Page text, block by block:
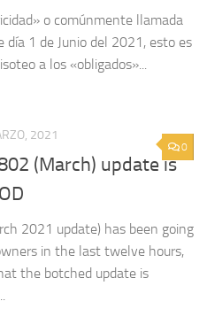
o comúnmente llamada
día 1 de Junio del 2021, esto es
a los «obligados»...
0
2021
(March) update is
2021 update) has been going
in the last twelve hours,
the botched update is